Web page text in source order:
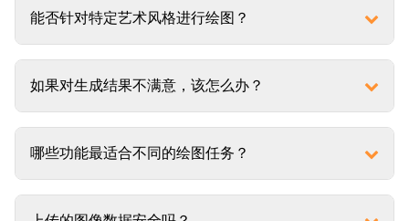
能否针对特定艺术风格进行绘图？
如果对生成结果不满意，该怎么办？
哪些功能最适合不同的绘图任务？